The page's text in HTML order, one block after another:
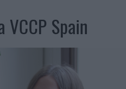
LA CREATIVIDAD DE LAS MARCAS
EN SU ESTRATEGIA
Y SUPERA AL MÓVIL COMO DISPOSITIVO MÁS
Spain